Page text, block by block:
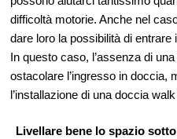
difficoltà motorie. Anche nel
dare loro la possibilità di
In questo caso, l’assenza di
ostacolare l’ingresso in doccia,
l’installazione di una doccia
Livellare bene lo spazio